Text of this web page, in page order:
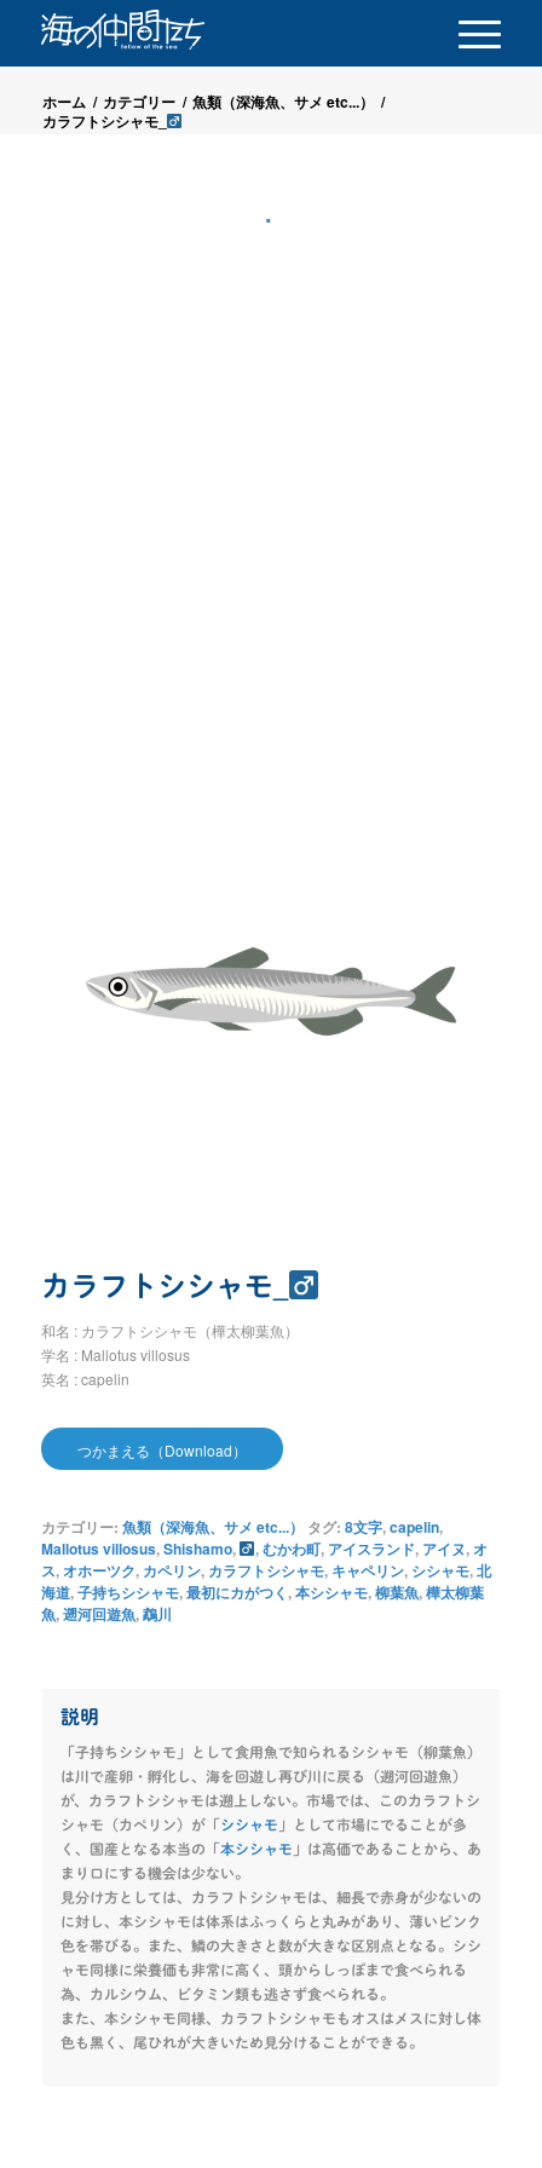
ホーム / カテゴリー / 魚類（深海魚、サメ etc...）
/
カラフトシシャモ_
カラフトシシャモ_
和名 : カラフトシシャモ（樺太柳葉魚）
学名 : Mallotus villosus
英名 : capelin
つかまえる（Download）
カテゴリー: 魚類（深海魚、サメ etc...） タグ: 8文字,capelin,
Mallotus villosus,Shishamo, ,むかわ町, アイスランド, アイヌ,オ
ス,オホーツク, カペリン, カラフトシシャモ, キャペリン, シシャモ,北
海道,子持ちシシャモ,最初にカがつく,本シシャモ,柳葉魚,樺太柳葉
魚,遡河回遊魚,鵡川
説明
「子持ちシシャモ」として食用魚で知られるシシャモ（柳葉魚）
は川で産卵・孵化し、海を回遊し再び川に戻る（遡河回遊魚）
が、カラフトシシャモは遡上しない。市場では、このカラフトシ
シャモ（カペリン）が「
シシャモ 」として市場にでることが多
く、国産となる本当の「
本シシャモ 」は高価であることから、あ
まり口にする機会は少ない。
見分け方としては、カラフトシシャモは、細長で赤身が少ないの
に対し、本シシャモは体系はふっくらと丸みがあり、薄いピンク
色を帯びる。また、鱗の大きさと数が大きな区別点となる。シシ
ャモ同様に栄養価も非常に高く、頭からしっぽまで食べられる
為、カルシウム、ビタミン類も逃さず食べられる。
また、本シシャモ同様、カラフトシシャモもオスはメスに対し体
色も黒く、尾ひれが大きいため見分けることができる。